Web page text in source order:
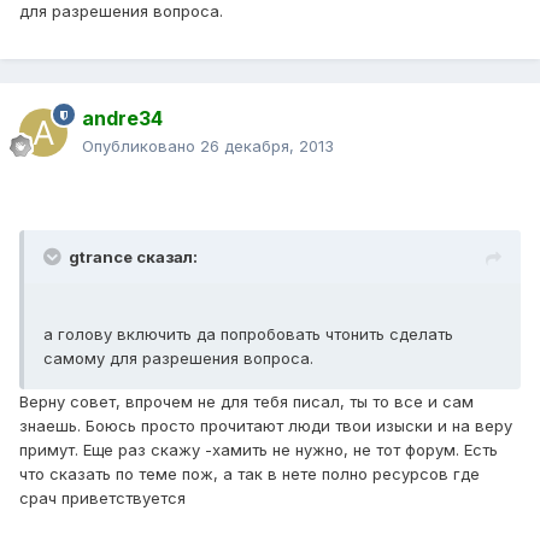
для разрешения вопроса.
andre34
Опубликовано 26 декабря, 2013
gtrance сказал:
а голову включить да попробовать чтонить сделать
самому для разрешения вопроса.
Верну совет, впрочем не для тебя писал, ты то все и сам
знаешь. Боюсь просто прочитают люди твои изыски и на веру
примут. Еще раз скажу -хамить не нужно, не тот форум. Есть
что сказать по теме пож, а так в нете полно ресурсов где
срач приветствуется